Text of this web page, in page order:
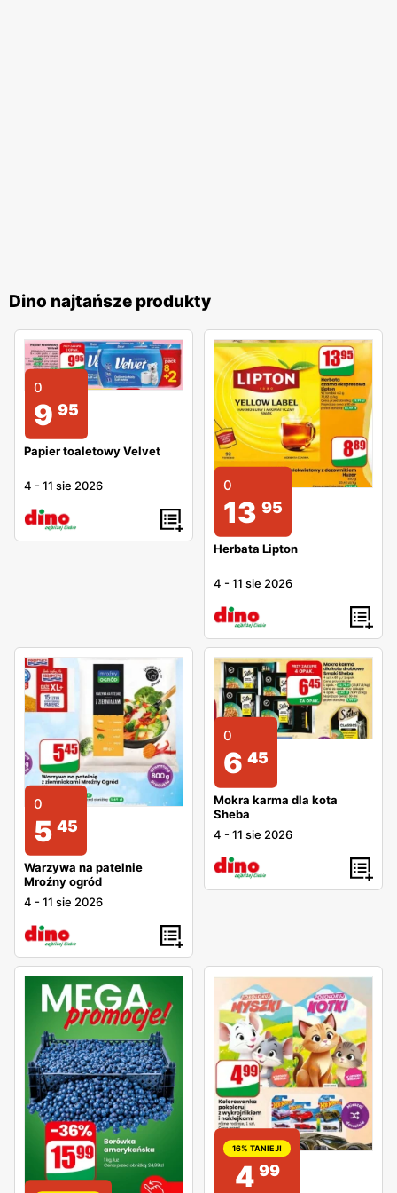
Dino najtańsze produkty
0
9 95
Papier toaletowy Velvet
4 -11 sie 2026 0
13 95
Herbata Lipton
4 -11 sie 2026
0
5 45
Warzywa na patelnie
Mroźny ogród
4 -11 sie 2026
0
6 45
Mokra karma dla kota
Sheba
4 -11 sie 2026
16% TANIEJ!
4 99